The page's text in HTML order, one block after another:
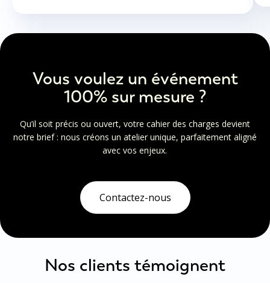
Vous voulez un événement
100% sur mesure ?
Qu’il soit précis ou ouvert, votre cahier des charges devient
notre brief : nous créons un atelier unique, parfaitement aligné
avec vos enjeux.
Contactez-nous
Nos clients témoignent